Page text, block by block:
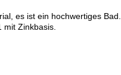
es ist ein hochwertiges Bad.
Zinkbasis.